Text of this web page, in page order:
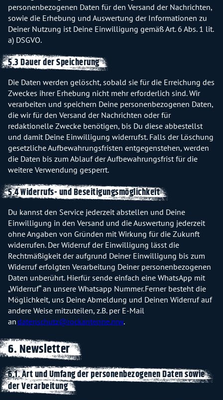
personenbezogenen Daten für den Versand der Nachrichten,
sowie die Erhebung und Auswertung der Informationen zu
Deiner Nutzung ist Deine Einwilligung gemäß Art. 6 Abs. 1 lit.
a) DSGVO.
5.3 Dauer der Speicherung
Die Daten werden gelöscht, sobald sie für die Erreichung des
Zweckes ihrer Erhebung nicht mehr erforderlich sind. Wir
verarbeiten und speichern Deine personenbezogenen Daten,
die wir für den Versand der Nachrichten oder für
redaktionelle Zwecke benötigen, bis Du diese abbestellst
und damit Deine Einwilligung widerrufst. Falls der Löschung
gesetzliche Aufbewahrungsfristen entgegenstehen, werden
die Daten bis zum Ablauf der Aufbewahrungsfrist für die
weitere Verwendung gesperrt.
5.4 Widerrufs- und Beseitigungsmöglichkeit
Du kannst den Service jederzeit abstellen und Deine
Einwilligung in den Versand und die Auswertung jederzeit
ohne Angaben von Gründen mit Wirkung für die Zukunft
widerrufen. Der Widerruf der Einwilligung lässt die
Rechtmäßigkeit der aufgrund Deiner Einwilligung bis zum
Widerruf erfolgten Verarbeitung Deiner personenbezogenen
Daten unberührt. Hierfür sende einfach eine WhatsApp mit
„Widerruf“ an unsere Whatsapp Nummer. Ferner besteht die
Möglichkeit, uns Deine Abmeldung und Deinen Widerruf auf
andere Weise mitzuteilen, z.B. per E-Mail
andatenschutz@rockantenne.nrw.
6. Newsletter
6.1. Art und Umfang der personenbezogenen Daten sowie
der Verarbeitung